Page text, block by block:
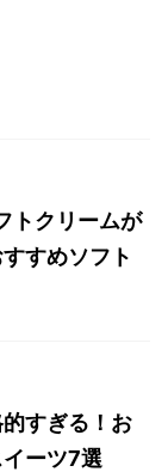
トクリームが
すめソフト
すぎる！お
ーツ7選